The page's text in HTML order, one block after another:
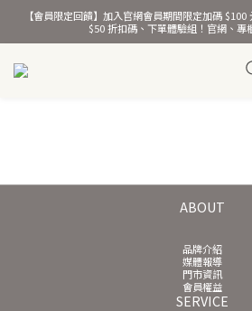
熱銷千萬條彈力髮圈！
【會員限定回饋】加入官網會員期間限定加碼
$50 折扣碼、下單體驗組！官網、專
熱銷千萬條彈力髮圈！
ABOUT
品牌介紹
媒體報導
門市資訊
會員權益
SERVICE